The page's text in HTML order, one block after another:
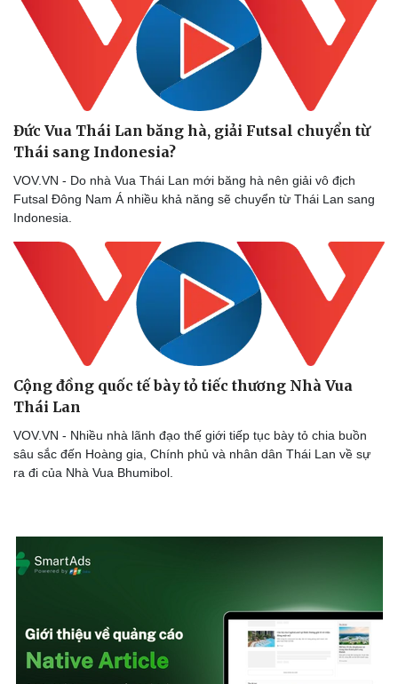
Sức khỏe
Dinh dưỡng - món ngon
Cây thuốc
Sản phụ khoa
Nhi khoa
Nam khoa
Phòng mạch online
Ăn sạch sống khỏe
Đời sống
Nhà đẹp
Tình yêu - Gia đình
Đức Vua Thái Lan băng hà, giải Futsal chuyển từ
Thái sang Indonesia?
VOV.VN - Do nhà Vua Thái Lan mới băng hà nên giải vô địch
Futsal Đông Nam Á nhiều khả năng sẽ chuyển từ Thái Lan sang
Indonesia.
Cộng đồng quốc tế bày tỏ tiếc thương Nhà Vua
Thái Lan
VOV.VN - Nhiều nhà lãnh đạo thế giới tiếp tục bày tỏ chia buồn
sâu sắc đến Hoàng gia, Chính phủ và nhân dân Thái Lan về sự
ra đi của Nhà Vua Bhumibol.